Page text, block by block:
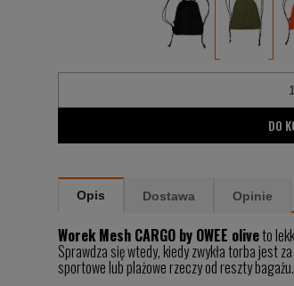
DO
Opis Dostawa Opinie
Worek Mesh CARGO by OWEE oliveto
Sprawdza się wtedy, kiedy zwykła torba jest
sportowe lub plażowe rzeczy od reszty bagażu.